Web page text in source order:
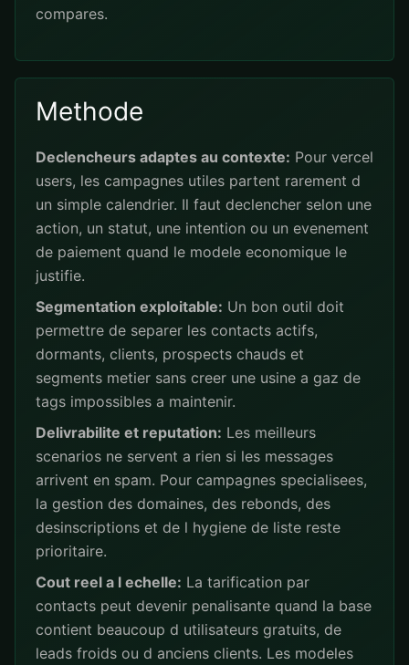
compares.
Methode
Declencheurs adaptes au contexte: Pour vercel
users, les campagnes utiles partent rarement d
un simple calendrier. Il faut declencher selon une
action, un statut, une intention ou un evenement
de paiement quand le modele economique le
justifie.
Segmentation exploitable: Un bon outil doit
permettre de separer les contacts actifs,
dormants, clients, prospects chauds et
segments metier sans creer une usine a gaz de
tags impossibles a maintenir.
Delivrabilite et reputation: Les meilleurs
scenarios ne servent a rien si les messages
arrivent en spam. Pour campagnes specialisees,
la gestion des domaines, des rebonds, des
desinscriptions et de l hygiene de liste reste
prioritaire.
Cout reel a l echelle: La tarification par
contacts peut devenir penalisante quand la base
contient beaucoup d utilisateurs gratuits, de
leads froids ou d anciens clients. Les modeles